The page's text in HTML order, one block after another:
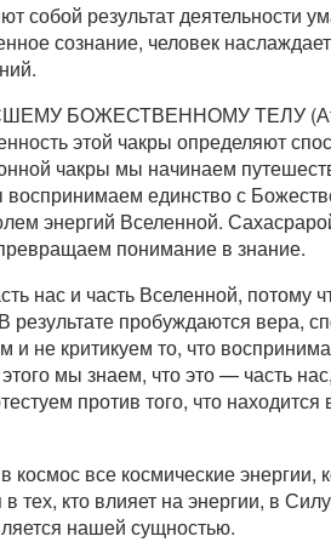
результат деятельности
сознание, человек
БОЖЕСТВЕННОМУ ТЕЛУ
этой чакры определяют
чакры мы начинаем
единство с
энергий Вселенной.
понимание в знание.
нас и часть Вселенной, потому
пробуждаются вера,
не критикуем то, что
мы знаем, что это — часть
против того, что находится
все космические энергии,
кто влияет на энергии, в
нашей сущностью.